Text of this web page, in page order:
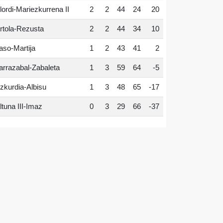
Mariezkurrena II 2 2 44 24 20
Rezusta 2 2 44 34 10
Martija 1 2 43 41 2
Zabaleta 1 3 59 64 -5
Albisu 1 3 48 65 -17
III-Imaz 0 3 29 66 -37